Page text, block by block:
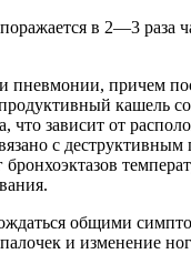
в 2—3 раза
причем
продуктивный
что зависит от
с
общими
и изменение